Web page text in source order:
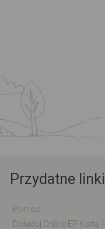
Przydatne linki
Pomoc